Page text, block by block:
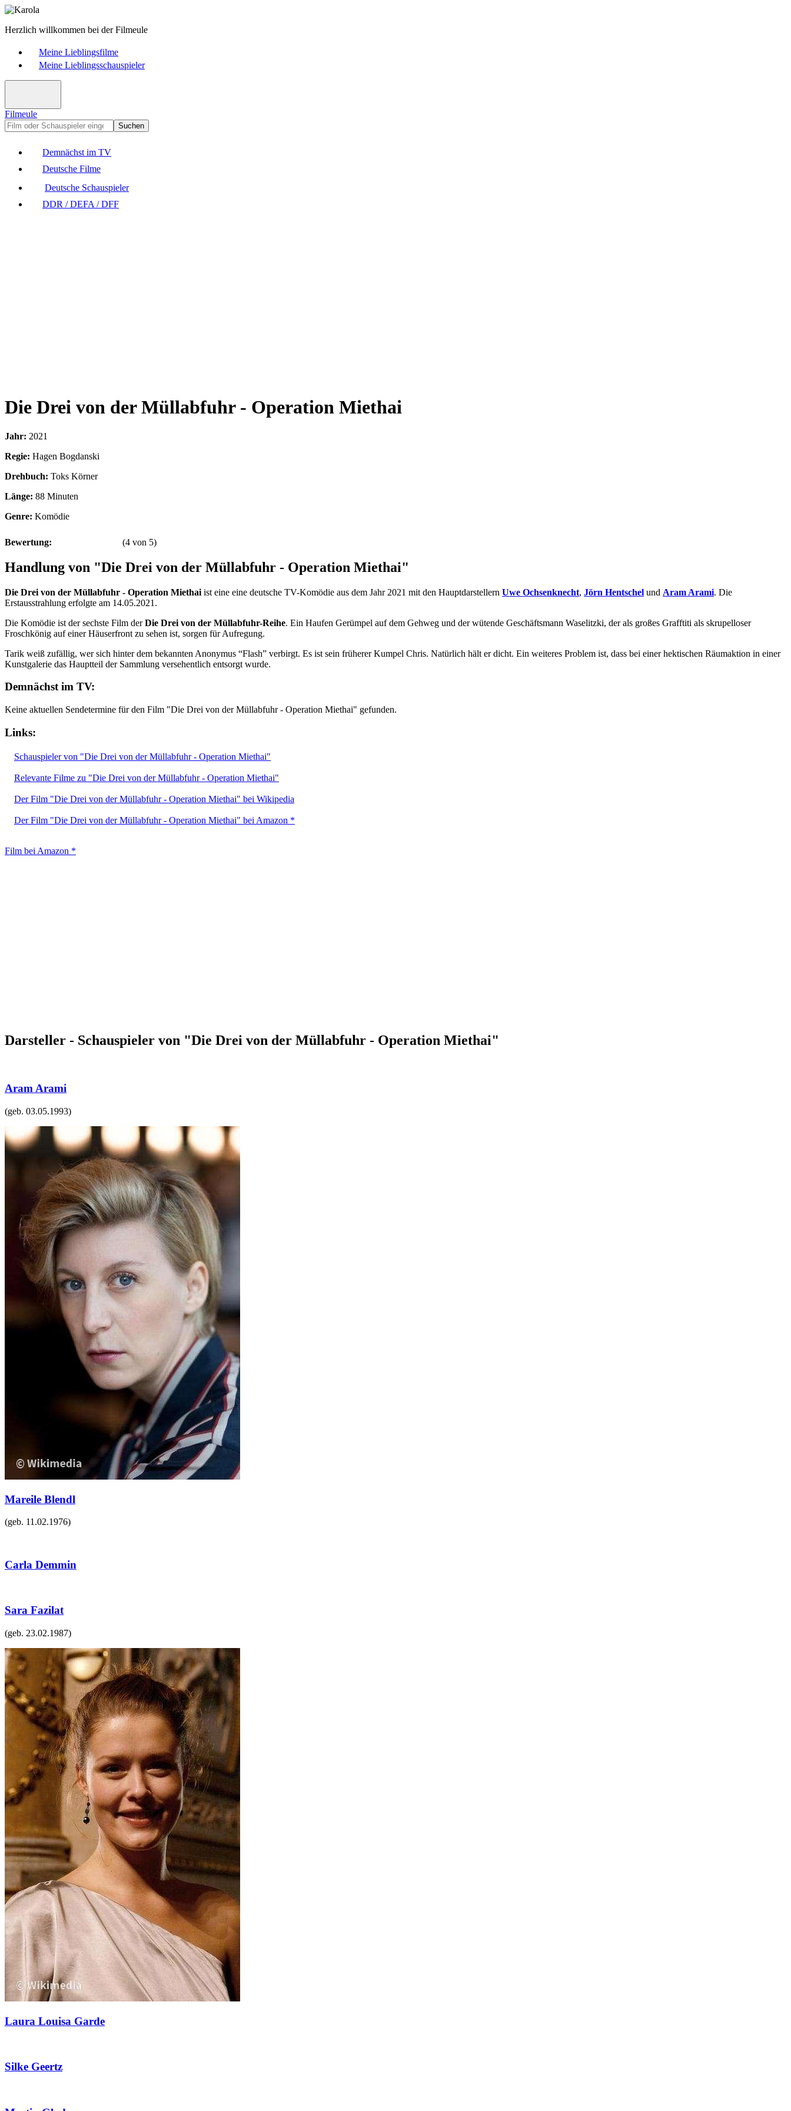
Herzlich willkommen bei der Filmeule
Meine Lieblingsfilme
Meine Lieblingsschauspieler
Filmeule
Suchen
Demnächst im TV
Deutsche Filme
Deutsche Schauspieler
DDR / DEFA / DFF
Die Drei von der Müllabfuhr - Operation Miethai
Jahr: 2021
Regie: Hagen Bogdanski
Drehbuch: Toks Körner
Länge: 88 Minuten
Genre: Komödie
Bewertung: (4 von 5)
Handlung von "Die Drei von der Müllabfuhr - Operation Miethai"
Die Drei von der Müllabfuhr - Operation Miethai ist eine eine deutsche TV-Komödie aus dem Jahr 2021 mit den Hauptdarstellern Uwe Ochsenknecht, Jörn Hentschel und Aram Arami. Die
Erstausstrahlung erfolgte am 14.05.2021.
Die Komödie ist der sechste Film derDie Drei von der Müllabfuhr-Reihe. Ein Haufen Gerümpel auf dem Gehweg und der wütende Geschäftsmann Waselitzki, der als großes Grafftiti als skrupelloser
Froschkönig auf einer Häuserfront zu sehen ist, sorgen für Aufregung.
Tarik weiß zufällig, wer sich hinter dem bekannten Anonymus “Flash” verbirgt. Es ist sein früherer Kumpel Chris. Natürlich hält er dicht. Ein weiteres Problem ist, dass bei einer hektischen Räumaktion in einer
Kunstgalerie das Hauptteil der Sammlung versehentlich entsorgt wurde.
Demnächst im TV:
Keine aktuellen Sendetermine für den Film "Die Drei von der Müllabfuhr - Operation Miethai" gefunden.
Links:
Schauspieler von "Die Drei von der Müllabfuhr - Operation Miethai"
Relevante Filme zu "Die Drei von der Müllabfuhr - Operation Miethai"
Der Film "Die Drei von der Müllabfuhr - Operation Miethai" bei Wikipedia
Der Film "Die Drei von der Müllabfuhr - Operation Miethai" bei Amazon *
Film bei Amazon *
Darsteller - Schauspieler von "Die Drei von der Müllabfuhr - Operation Miethai"
Aram Arami
(geb. 03.05.1993)
Mareile Blendl
(geb. 11.02.1976)
Carla Demmin
Sara Fazilat
(geb. 23.02.1987)
Laura Louisa Garde
Silke Geertz